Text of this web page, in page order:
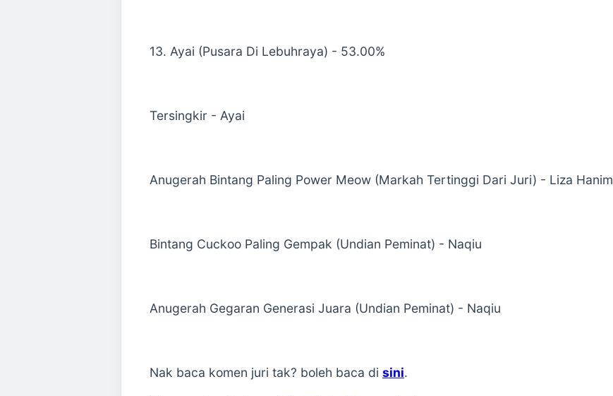
13. Ayai (Pusara Di Lebuhraya) - 53.00%
Tersingkir - Ayai
Anugerah Bintang Paling Power Meow (Markah Tertinggi Dari Juri) - Liza Hanim
Bintang Cuckoo Paling Gempak (Undian Peminat) - Naqiu
Anugerah Gegaran Generasi Juara (Undian Peminat) - Naqiu
Nak baca komen juri tak? boleh baca di sini.